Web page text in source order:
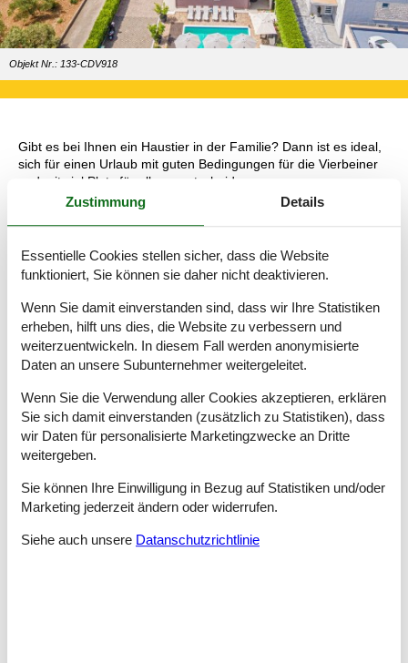
Objekt Nr.: 133-CDV918
Gibt es bei Ihnen ein Haustier in der Familie? Dann ist es ideal,
sich für einen Urlaub mit guten Bedingungen für die Vierbeiner
und mit viel Platz für alle zu entscheiden.
Je eher Sie zu suchen anfangen, desto mehr Ferienhäuser
stehen Ihnen zur Auswahl.
Tipps und Erlebnisse
Spaß am Strand und Entspannung pur, wenn Sie sich genau
dies von einem gelungenen Urlaub wünschen, sollten Sie es in
Erwägung ziehen, Ihre Ferien im malerischen Örtchen Sibenik
an der kroatischen Adriaküste zu verbringen.
In der Nähe von Sibenik finden Sie eine sogenannte Zip Line,
welche auch unter dem Namen Seilrutsche bekannt ist und es
Ihnen ermöglicht, mit einer rasanten Geschwindigkeit an einem
Seil entlangzugleiten.
romantischen Altstadt.
Jakob ist eines der markantesten Bauwerke in Sibenik und ein
Zustimmung Details
Essentielle Cookies stellen sicher, dass die Website
funktioniert, Sie können sie daher nicht deaktivieren.
Wenn Sie damit einverstanden sind, dass wir Ihre Statistiken
erheben, hilft uns dies, die Website zu verbessern und
weiterzuentwickeln. In diesem Fall werden anonymisierte
Daten an unsere Subunternehmer weitergeleitet.
Wenn Sie die Verwendung aller Cookies akzeptieren, erklären
Sie sich damit einverstanden (zusätzlich zu Statistiken), dass
wir Daten für personalisierte Marketingzwecke an Dritte
weitergeben.
Sie können Ihre Einwilligung in Bezug auf Statistiken und/oder
Marketing jederzeit ändern oder widerrufen.
Siehe auch unsere Datanschutzrichtlinie